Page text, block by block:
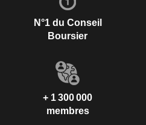
N°1 du Conseil
Boursier
+ 1 300 000
membres